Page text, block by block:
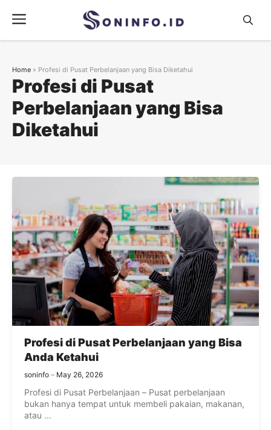
content
Menu
Profesi di Pusat
Perbelanjaan yang Bisa
Diketahui
Home » Profesi di Pusat Perbelanjaan yang Bisa Diketahui
Profesi di Pusat Perbelanjaan yang Bisa
Anda Ketahui
soninfo May 26, 2026
Profesi di Pusat Perbelanjaan – Pusat perbelanjaan
bukan hanya tempat untuk membeli pakaian, makanan,
atau ...